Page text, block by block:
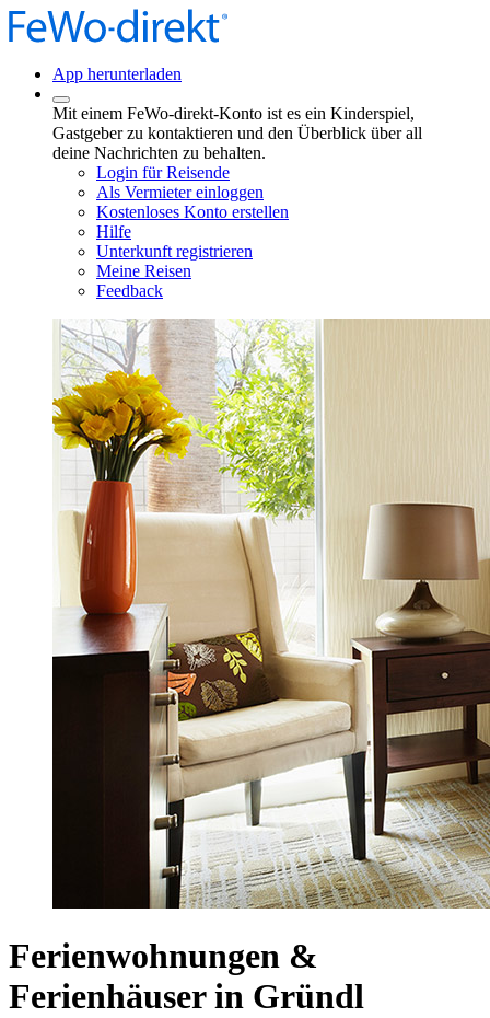
App herunterladen
Mit einem FeWo-direkt-Konto ist es ein Kinderspiel,
Gastgeber zu kontaktieren und den Überblick über all
deine Nachrichten zu behalten.
Login für Reisende
Als Vermieter einloggen
Kostenloses Konto erstellen
Hilfe
Unterkunft registrieren
Meine Reisen
Feedback
Ferienwohnungen &
Ferienhäuser in Gründl